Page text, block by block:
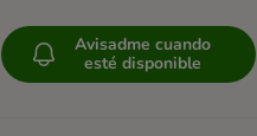
Avisadme cuando
esté disponible